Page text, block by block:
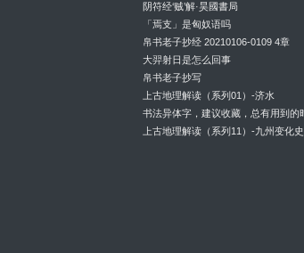
阴符经‘贼’解·昊國書局
「焉支」是匈奴语吗
帛书老子抄经 20210106-0109 4章
大羿射日是怎么回事
帛书老子抄写
上古地理解读（系列01）-济水
书法异体字，建议收藏，总有用到的
上古地理解读（系列11）-九州变化史